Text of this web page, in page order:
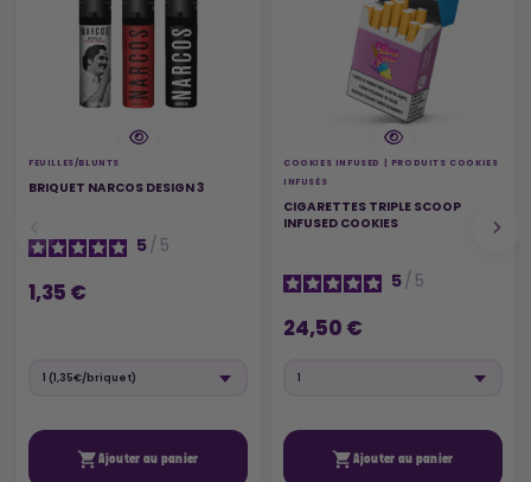
FEUILLES/BLUNTS
BRIQUET NARCOS DESIGN 3
5/ 5
1,35 €
Ajouter au panier
COOKIES INFUSED | PRODUITS COOKIES
INFUSÉS
CIGARETTES TRIPLE SCOOP
INFUSED COOKIES
5/ 5
24,50 €
Ajouter au panier